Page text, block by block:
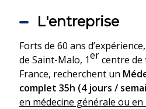
L'entreprise
Forts de 60 ans
de Saint-Malo, 1ercentre
France, recherchent un
complet 35h (4 jours /
en médecine générale ou